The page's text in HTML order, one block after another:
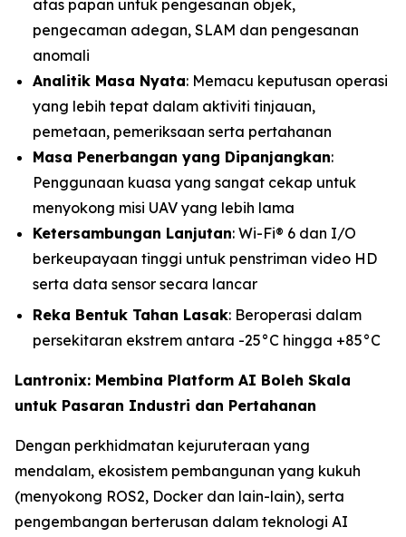
atas papan untuk pengesanan objek,
pengecaman adegan, SLAM dan pengesanan
anomali
Analitik Masa Nyata: Memacu keputusan operasi
yang lebih tepat dalam aktiviti tinjauan,
pemetaan, pemeriksaan serta pertahanan
Masa Penerbangan yang Dipanjangkan:
Penggunaan kuasa yang sangat cekap untuk
menyokong misi UAV yang lebih lama
Ketersambungan Lanjutan: Wi-Fi® 6 dan I/O
berkeupayaan tinggi untuk penstriman video HD
serta data sensor secara lancar
Reka Bentuk Tahan Lasak: Beroperasi dalam
persekitaran ekstrem antara -25°C hingga +85°C
Lantronix: Membina Platform AI Boleh Skala
untuk Pasaran Industri dan Pertahanan
Dengan perkhidmatan kejuruteraan yang
mendalam, ekosistem pembangunan yang kukuh
(menyokong ROS2, Docker dan lain-lain), serta
pengembangan berterusan dalam teknologi AI